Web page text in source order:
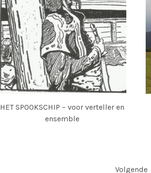
HET SPOOKSCHIP – voor verteller en
ensemble
Volgende